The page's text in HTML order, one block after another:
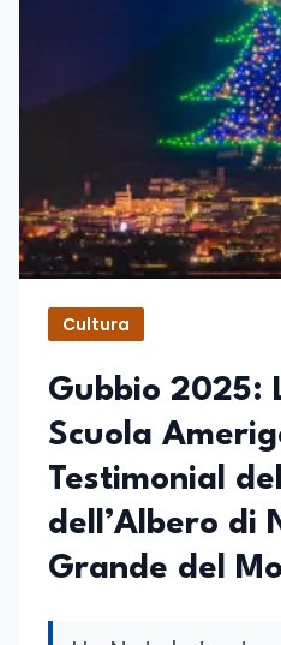
Cultura
Gubbio 2025:
Scuola
Testimonial
dell’Albero di
Grande del